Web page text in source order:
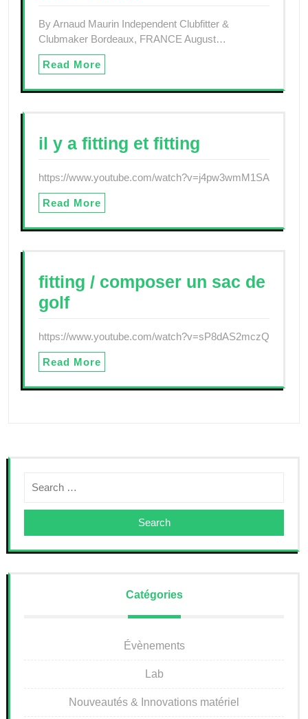
By Arnaud Maurin Independent Clubfitter &
Clubmaker Bordeaux, FRANCE August…
Read More
il y a fitting et fitting
https://www.youtube.com/watch?v=j4pw3wmM1SA
Read More
fitting / composer un sac de
golf
https://www.youtube.com/watch?v=sP8dAS2mczQ
Read More
Search
Catégories
Évènements
Lab
Nouveautés & Innovations matériel